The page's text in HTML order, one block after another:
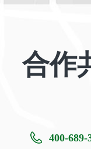
合作
400-689-